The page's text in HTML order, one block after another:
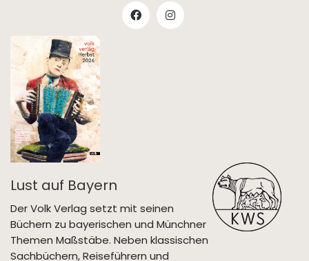
Lust auf Bayern
Der Volk Verlag setzt mit seinen
Büchern zu bayerischen und Münchner
Themen Maßstäbe. Neben klassischen
Sachbüchern, Reiseführern und